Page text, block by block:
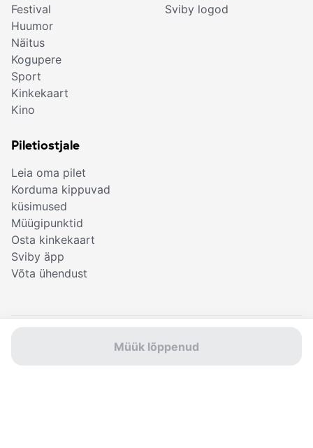
Müük lõppenud
Festival
Huumor
Näitus
Kogupere
Sport
Kinkekaart
Kino
Sviby logod
Piletiostjale
Leia oma pilet
Korduma kippuvad
küsimused
Müügipunktid
Osta kinkekaart
Sviby äpp
Võta ühendust